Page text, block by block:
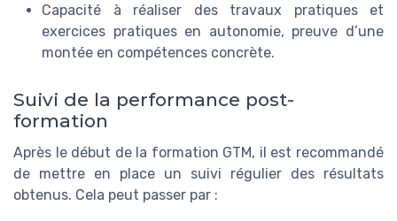
Capacité à réaliser des travaux pratiques et
exercices pratiques en autonomie, preuve d’une
montée en compétences concrète.
Suivi de la performance post-
formation
Après le début de la formation GTM, il est recommandé
de mettre en place un suivi régulier des résultats
obtenus. Cela peut passer par :